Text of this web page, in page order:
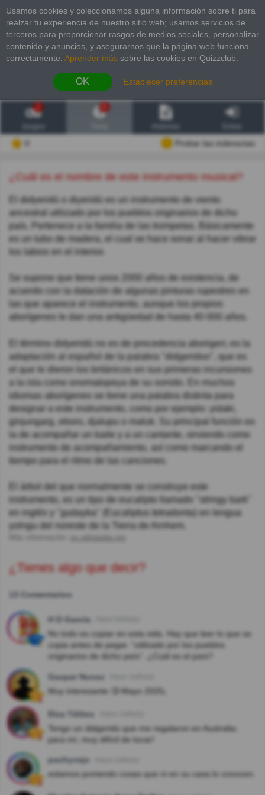
Usamos cookies y coleccionamos alguna información sobre ti para
realzar tu experiencia de nuestro sitio web; usamos servicios de
terceros para proporcionar rasgos de medios sociales, personalizar
contenido y anuncios, y asegurarnos que la página web funciona
correctamente. Aprender más sobre las cookies en Quizzclub.
OK Establecer preferencias
2
Probar las inderectas
¿Cuál es el nombre de este instrumento musical?
El didyeridú o diyeridú es un instrumento de viento
ancestral utilizado por los pueblos originarios de dicho
país. Pertenece a la familia de las trompetas. Básicamente
es un tubo de madera, el cual se hace sonar al hacer vibrar
los labios en el interior.
Se supone que tiene unos 2000 años de existencia,​ de
acuerdo con la datación de algunas pinturas rupestres en
las que aparece el instrumento, aunque los propios
aborígenes le dan una antigüedad de hasta 40 000 años.
El término didyeridú no es de procedencia aborigen; es la
adaptación al español de la palabra "didgeridoo", que es
el que le dieron los británicos en sus primeras incursiones
a la isla como onomatopeya de su sonido. En muchos
idiomas aborígenes se tiene una palabra distinta para
designar a este instrumento, como por ejemplo: yidaki,
ginjungarg, eboro, djalupu o maluk. Su principal función es
la de acompañar un baile y a un cantante, sirviendo como
instrumento de acompañamiento, así como marcando el
tiempo para el ritmo de las canciones.
El árbol del que normalmente se construye este
instrumento, es un tipo de eucalipto llamado "stringy bark"
en inglés y "gudayka" (Eucaliptus tetradonta) en lengua
yolngu del noreste de la Tierra de Arnhem.
¿Tienes algo que decir?
13 Comentarios
H D García
No todo es copiar en esta vida. Hay que leer lo que se
copia antes de pegar. "utilizado por los pueblos
originarios de dicho país". ¿Cuál es el país?
Gaspar Nunez
Muy interesante 🧐 Mayo 2025¡
Elsa Télites
Tengo un didgeridú que me regalaron en Australia;
para mí, muy difícil de tocar!
pachyvejo
estamos poniendo cosas que ni en su casa lo conocen.